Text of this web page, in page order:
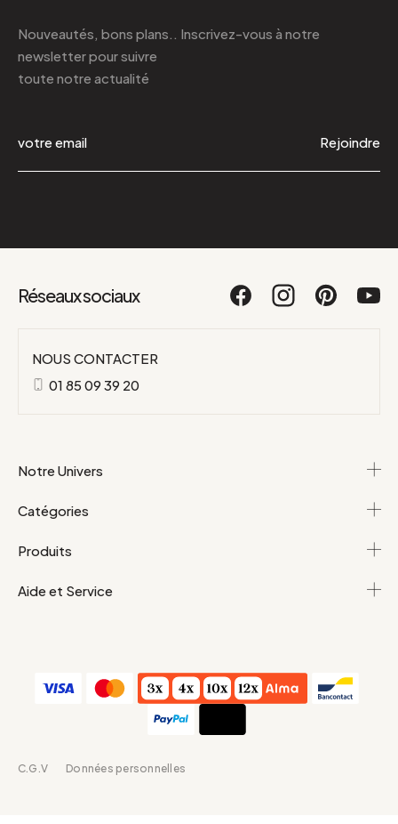
Nouveautés, bons plans.. Inscrivez-vous à notre
newsletterpour suivre
toute notre actualité
Rejoindre
Réseaux sociaux
NOUS CONTACTER
01 85 09 39 20
Notre Univers
Catégories
Produits
Aide et Service
C.G.V Données personnelles